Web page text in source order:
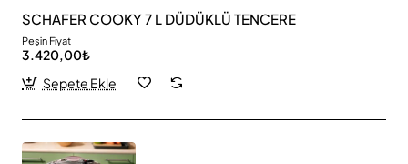
SCHAFER COOKY 7 L DÜDÜKLÜ TENCERE
Peşin Fiyat
3.420,00₺
Sepete Ekle